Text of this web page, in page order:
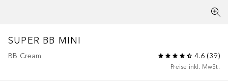
SUPER BB MINI
BB Cream 4.6(39)
Preise inkl. MwSt.